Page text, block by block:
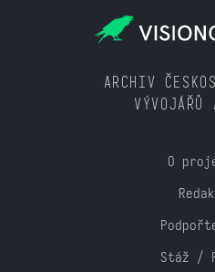
ARCHIV
VÝVOJÁŘŮ
O
Stáž /